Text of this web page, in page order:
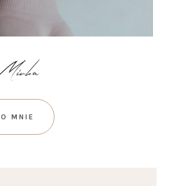
O MNIE